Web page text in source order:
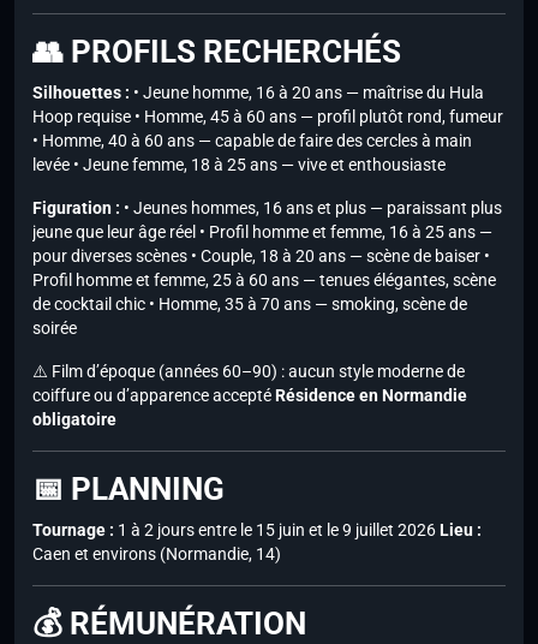
👥 PROFILS RECHERCHÉS
Silhouettes : • Jeune homme, 16 à 20 ans — maîtrise du Hula
Hoop requise • Homme, 45 à 60 ans — profil plutôt rond, fumeur
• Homme, 40 à 60 ans — capable de faire des cercles à main
levée • Jeune femme, 18 à 25 ans — vive et enthousiaste
Figuration : • Jeunes hommes, 16 ans et plus — paraissant plus
jeune que leur âge réel • Profil homme et femme, 16 à 25 ans —
pour diverses scènes • Couple, 18 à 20 ans — scène de baiser •
Profil homme et femme, 25 à 60 ans — tenues élégantes, scène
de cocktail chic • Homme, 35 à 70 ans — smoking, scène de
soirée
⚠️ Film d’époque (années 60–90) : aucun style moderne de
coiffure ou d’apparence acceptéRésidence en Normandie
obligatoire
📅 PLANNING
Tournage : 1 à 2 jours entre le 15 juin et le 9 juillet 2026Lieu :
Caen et environs (Normandie, 14)
💰 RÉMUNÉRATION